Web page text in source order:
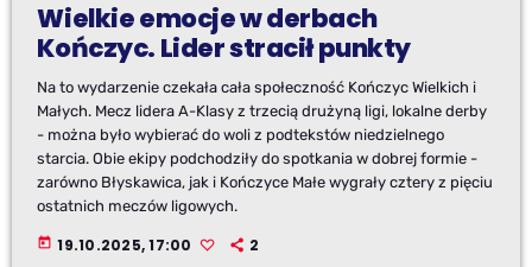
Wielkie emocje w derbach
Kończyc. Lider stracił punkty
Na to wydarzenie czekała cała społeczność Kończyc Wielkich i
Małych. Mecz lidera A-Klasy z trzecią drużyną ligi, lokalne derby
- można było wybierać do woli z podtekstów niedzielnego
starcia. Obie ekipy podchodziły do spotkania w dobrej formie -
zarówno Błyskawica, jak i Kończyce Małe wygrały cztery z pięciu
ostatnich meczów ligowych.
today 19.10.2025, 17:00 2